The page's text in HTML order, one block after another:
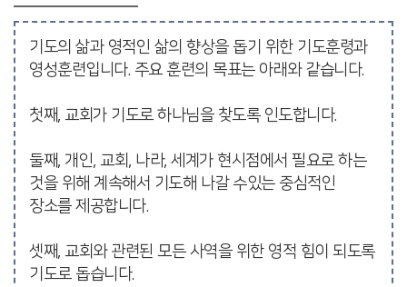
기도의 삶과 영적인 삶의 향상을 돕기 위한 기도훈령과
영성훈련입니다. 주요 훈련의 목표는 아래와 같습니다.
첫째, 교회가 기도로 하나님을 찾도록 인도합니다.
둘째, 개인, 교회, 나라, 세계가 현시점에서 필요로 하는
것을 위해 계속해서 기도해 나갈 수있는 중심적인
장소를 제공합니다.
셋째, 교회와 관련된 모든 사역을 위한 영적 힘이 되도록
기도로 돕습니다.